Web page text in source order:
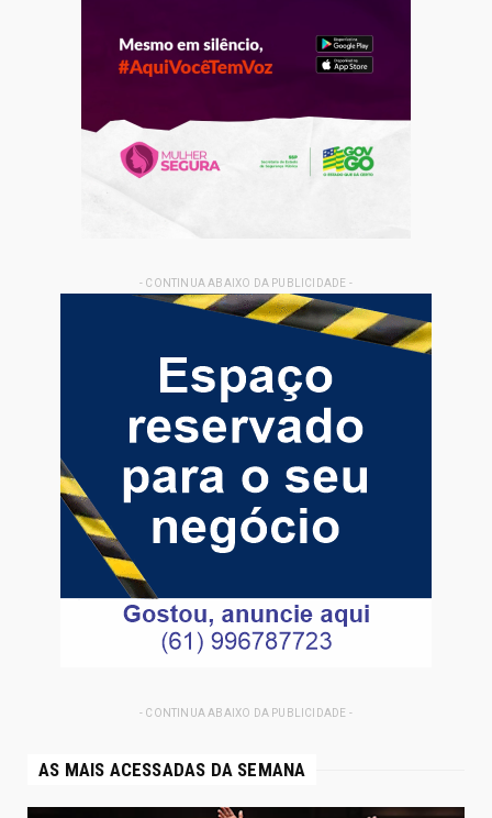
- CONTINUA ABAIXO DA PUBLICIDADE -
- CONTINUA ABAIXO DA PUBLICIDADE -
AS MAIS ACESSADAS DA SEMANA